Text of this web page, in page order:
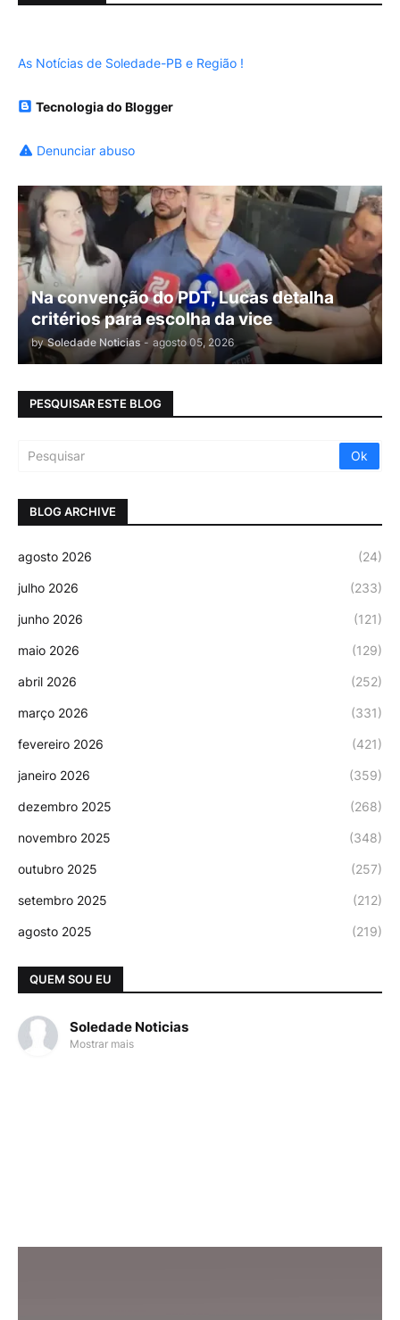
As Notícias de Soledade-PB e Região !
Tecnologia do Blogger
Denunciar abuso
Na convenção do PDT, Lucas detalha
critérios para escolha da vice
by Soledade Noticias - agosto 05, 2026
PESQUISAR ESTE BLOG
BLOG ARCHIVE
agosto 2026 (24)
julho 2026 (233)
junho 2026 (121)
maio 2026 (129)
abril 2026 (252)
março 2026 (331)
fevereiro 2026 (421)
janeiro 2026 (359)
dezembro 2025 (268)
novembro 2025 (348)
outubro 2025 (257)
setembro 2025 (212)
agosto 2025 (219)
QUEM SOU EU
Soledade Noticias
Mostrar mais